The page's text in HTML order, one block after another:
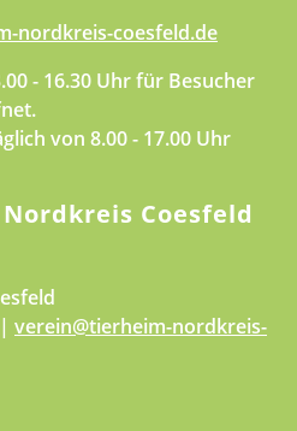
nordkreis-coesfeld.de
- 16.30 Uhr für Besucher
von 8.00 - 17.00 Uhr
Coesfeld
| verein@tierheim-nordkreis-